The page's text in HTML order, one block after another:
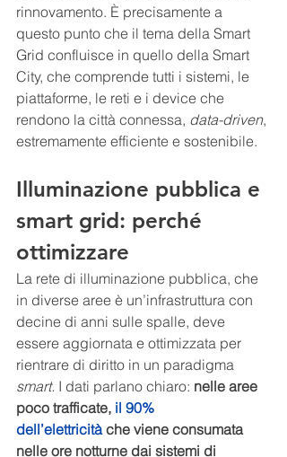
rinnovamento. È precisamente a
questo punto che il tema della Smart
Grid confluisce in quello della Smart
City, che comprende tutti i sistemi, le
piattaforme, le reti e i device che
rendono la città connessa, data-driven,
estremamente efficiente e sostenibile.
Illuminazione pubblica e
smart grid: perché
ottimizzare
La rete di illuminazione pubblica, che
in diverse aree è un’infrastruttura con
decine di anni sulle spalle, deve
essere aggiornata e ottimizzata per
rientrare di diritto in un paradigma
smart. I dati parlano chiaro: nelle aree
poco trafficate, il 90%
dell’elettricità che viene consumata
nelle ore notturne dai sistemi di